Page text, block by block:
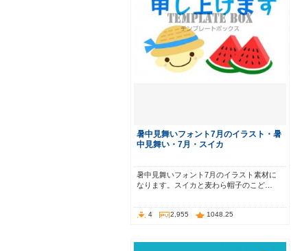
暑中見舞いフォント7月のイラスト・暑
中見舞い・7月・スイカ
暑中見舞いフォント7月のイラスト素材に
なります。スイカと麦わら帽子のこど…
4 2,955 1048.25